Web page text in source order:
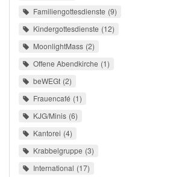
Familiengottesdienste 9
Kindergottesdienste 12
MoonlightMass 2
Offene Abendkirche 1
beWEGt 2
Frauencafé 1
KJG/Minis 6
Kantorei 4
Krabbelgruppe 3
International 17